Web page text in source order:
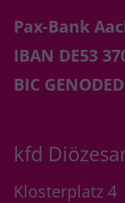
Pax-Bank
IBAN DE53
BIC
kfd
Klosterplatz 4